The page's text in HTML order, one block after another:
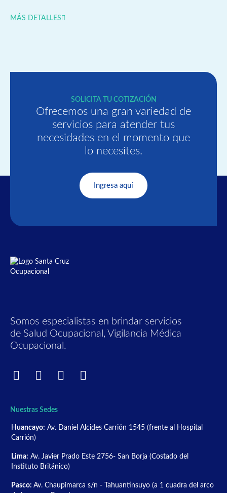
MÁS DETALLES
SOLICITA TU COTIZACIÓN
Ofrecemos una gran variedad de
servicios para atender tus
necesidades en el momento que
lo necesites.
Ingresa aquí
Somos especialistas en brindar servicios
de Salud Ocupacional, Vigilancia Médica
Ocupacional.
Nuestras Sedes
H uancayo: Av. Daniel Alcides Carrión 1545 (frente al Hospital
Carrión)
Lima: Av. Javier Prado Este 2756- San Borja (Costado del
Instituto Británico)
Pasco: Av. Chaupimarca s/n - Tahuantinsuyo (a 1 cuadra del arco